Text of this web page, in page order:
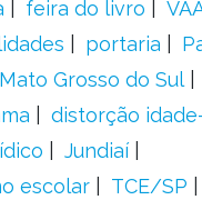
feira do livro
portaria
Mato Grosso do Sul
distorção
Jundiaí
escolar
TCE/SP